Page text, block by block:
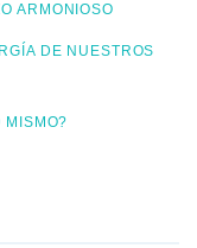
ARMONIOSO
DE NUESTROS
MISMO?